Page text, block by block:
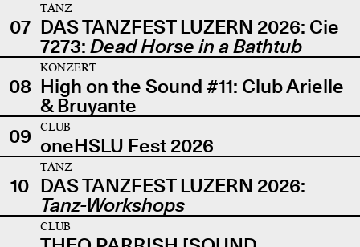
07
TANZ
DAS TANZFEST LUZERN 2026: Cie
7273: Dead Horse in a Bathtub
08
KONZERT
High on the Sound #11: Club Arielle
& Bruyante
09
CLUB
oneHSLU Fest 2026
10
TANZ
DAS TANZFEST LUZERN 2026:
Tanz-Workshops
CLUB